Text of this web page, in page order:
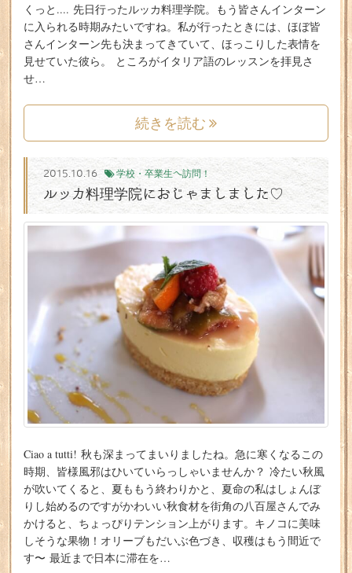
くっと.... 先日行ったルッカ料理学院。もう皆さんインターン
に入られる時期みたいですね。私が行ったときには、ほぼ皆
さんインターン先も決まってきていて、ほっこりした表情を
見せていた彼ら。 ところがイタリア語のレッスンを拝見さ
せ…
続きを読む
2015.10.16 学校・卒業生へ訪問！
ルッカ料理学院におじゃましました♡
Ciao a tutti! 秋も深まってまいりましたね。急に寒くなるこの
時期、皆様風邪はひいていらっしゃいませんか？ 冷たい秋風
が吹いてくると、夏ももう終わりかと、夏命の私はしょんぼ
りし始めるのですがかわいい秋食材を街角の八百屋さんでみ
かけると、ちょっぴりテンション上がります。キノコに美味
しそうな果物！オリーブもだいぶ色づき、収穫はもう間近で
す〜 最近まで日本に滞在を…